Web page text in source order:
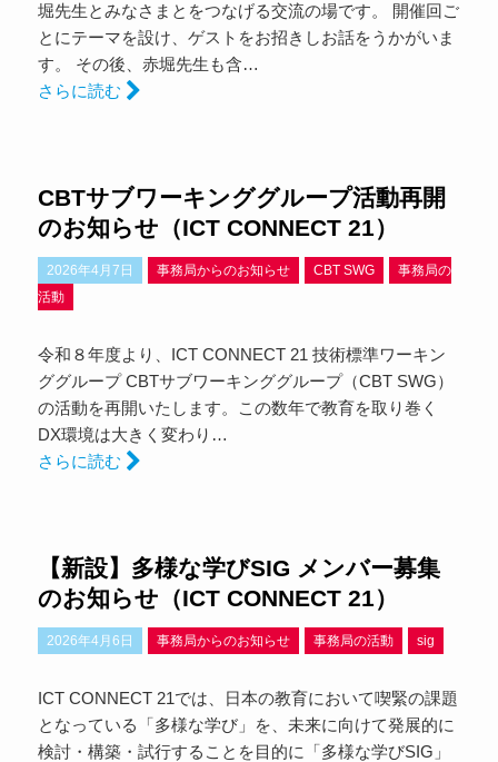
堀先生とみなさまとをつなげる交流の場です。 開催回ご
とにテーマを設け、ゲストをお招きしお話をうかがいま
す。 その後、赤堀先生も含…
さらに読む
CBTサブワーキンググループ活動再開
のお知らせ（ICT CONNECT 21）
2026年4月7日 事務局からのお知らせ CBT SWG
事務局の
活動
令和８年度より、ICT CONNECT 21 技術標準ワーキン
ググループ CBTサブワーキンググループ（CBT SWG）
の活動を再開いたします。この数年で教育を取り巻く
DX環境は大きく変わり…
さらに読む
【新設】多様な学びSIG メンバー募集
のお知らせ（ICT CONNECT 21）
2026年4月6日 事務局からのお知らせ 事務局の活動 sig
ICT CONNECT 21では、日本の教育において喫緊の課題
となっている「多様な学び」を、未来に向けて発展的に
検討・構築・試行することを目的に「多様な学びSIG」